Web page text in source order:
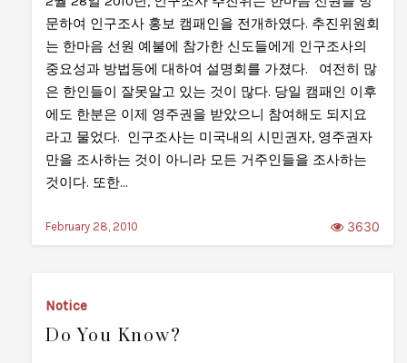
문하여 인구조사 홍보 캠패인을 전개하였다. 추진위원회
는 한마음 선원 예불에 참가한 신도들에게 인구조사의
중요성과 방법등에 대하여 설명회를 가졌다. 여전히 많
은 한인들이 잘못알고 있는 것이 많다. 당일 캠패인 이후
에도 한분은 이제 영주권을 받았으니 참여해도 되지요
라고 물었다. 인구조사는 미국내의 시민권자, 영주권자
만을 조사하는 것이 아니라 모든 거주인들을 조사하는
것이다. 또한…
February 28, 2010 3630
Notice
Do You Know?